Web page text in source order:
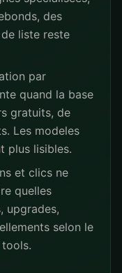
des
liste reste
par
quand la base
gratuits, de
Les modeles
plus lisibles.
et clics ne
quelles
upgrades,
selon le